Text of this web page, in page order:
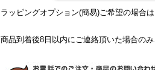
ラッピングオプション(簡易)ご希望の場合は｢
商品到着後8日以内にご連絡頂いた場合の